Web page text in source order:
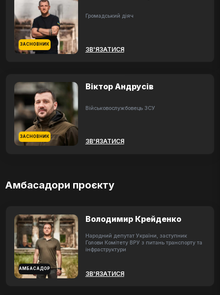
ЗАСНОВНИК
Громадський діяч
ЗВ'ЯЗАТИСЯ
ЗАСНОВНИК
Віктор Андрусів
Військовослужбовець ЗСУ
ЗВ'ЯЗАТИСЯ
Амбасадори проєкту
АМБАСАДОР
Володимир Крейденко
Народний депутат України, заступник
Голови Комітету ВРУ з питань транспорту та
інфраструктури
ЗВ'ЯЗАТИСЯ